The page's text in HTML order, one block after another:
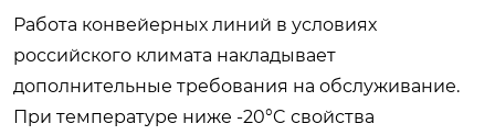
Работа конвейерных линий в условиях
российского климата накладывает
дополнительные требования на обслуживание.
При температуре ниже -20°C свойства